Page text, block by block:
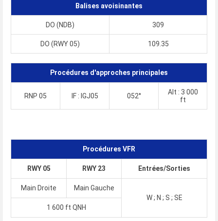
Balises avoisinantes
DO (NDB) 309
DO (RWY 05) 109.35
Procédures d'approches principales
RNP 05 IF : IGJ05 052°
Alt : 3 000
ft
Procédures VFR
RWY 05 RWY 23 Entrées/Sorties
Main Droite
Main Gauche
W ; N ; S ; SE
1 600 ft QNH